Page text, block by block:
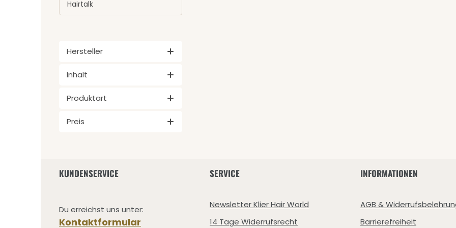
Hairtalk
Hersteller
Inhalt
Produktart
Preis
KUNDENSERVICE
Du erreichst uns unter:
Kontaktformular
SERVICE
Newsletter Klier Hair World
14 Tage Widerrufsrecht
INFORMATIONEN
AGB &
Barrierefreiheit